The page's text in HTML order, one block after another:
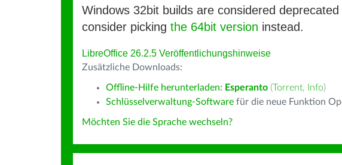
Windows 32bit builds are considered deprecated
consider picking the 64bit version instead.
LibreOffice 26.2.5 Veröffentlichungshinweise
Zusätzliche Downloads:
Offline-Hilfe herunterladen: Esperanto (Torrent, Info)
Schlüsselverwaltung-Software für die neue Funktion
Möchten Sie die Sprache wechseln?